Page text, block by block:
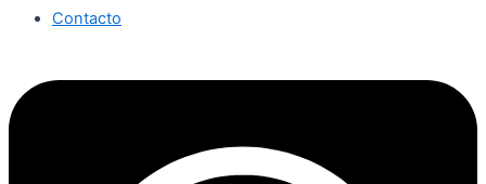
Contacto